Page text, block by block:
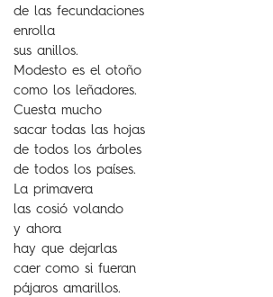
de las fecundaciones
enrolla
sus anillos.
Modesto es el otoño
como los leñadores.
Cuesta mucho
sacar todas las hojas
de todos los árboles
de todos los países.
La primavera
las cosió volando
y ahora
hay que dejarlas
caer como si fueran
pájaros amarillos.